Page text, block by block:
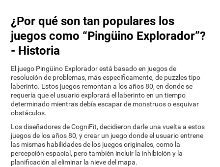
¿Por qué son tan populares los
juegos como “Pingüino Explorador”?
- Historia
El juego Pingüino Explorador está basado en juegos de
resolución de problemas, más específicamente, de puzzles tipo
laberinto. Estos juegos remontan a los años 80, en donde se
requería que el usuario explorará el laberinto en un tiempo
determinado mientras debía escapar de monstruos o esquivar
obstáculos.
Los diseñadores de CogniFit, decidieron darle una vuelta a estos
juegos de los años 80, y crear un juego donde el usuario entrene
las mismas habilidades de los juegos originales, como la
percepción espacial, pero también incluir la inhibición y la
planificación al eliminar la nieve del mapa.